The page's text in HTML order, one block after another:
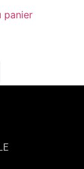
panier